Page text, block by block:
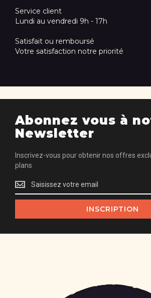
Service client
Lundi au vendredi 9h - 17h
Satisfait ou remboursé
Votre satisfaction notre priorité
Abonnez vous à
Newsletter
Inscrivez-vous pour obtenir nos offres
plans
Inscrivez-
vous
pour
nos
INSCRIPTION